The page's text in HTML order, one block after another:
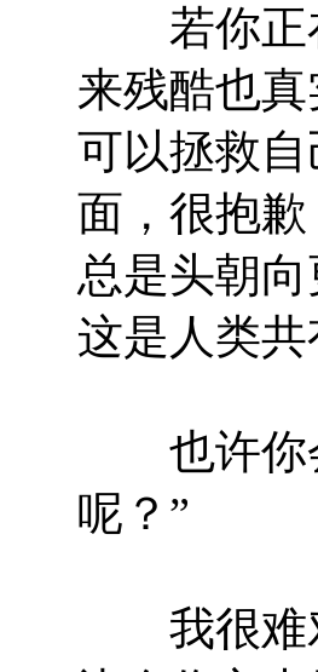
若你正在
来残酷也
可以拯救
面，很抱
总是头朝
这是人类共
也许你会
呢？”
我很难对